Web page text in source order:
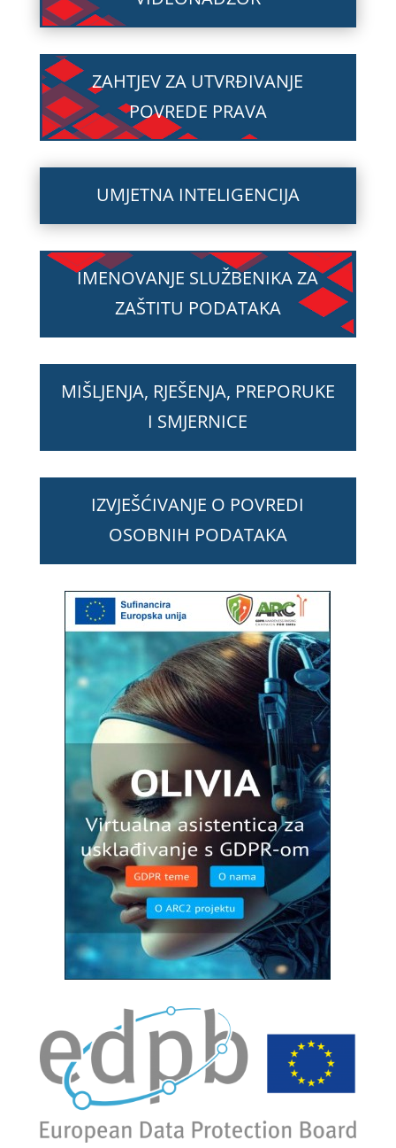
ZAHTJEV ZA UTVRĐIVANJE
POVREDE PRAVA
UMJETNA INTELIGENCIJA
IMENOVANJE SLUŽBENIKA ZA
ZAŠTITU PODATAKA
MIŠLJENJA, RJEŠENJA, PREPORUKE
I SMJERNICE
IZVJEŠĆIVANJE O POVREDI
OSOBNIH PODATAKA